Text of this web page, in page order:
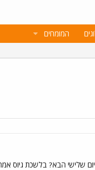
המומחים
ביום שלישי הבא? בלשכת גיוס